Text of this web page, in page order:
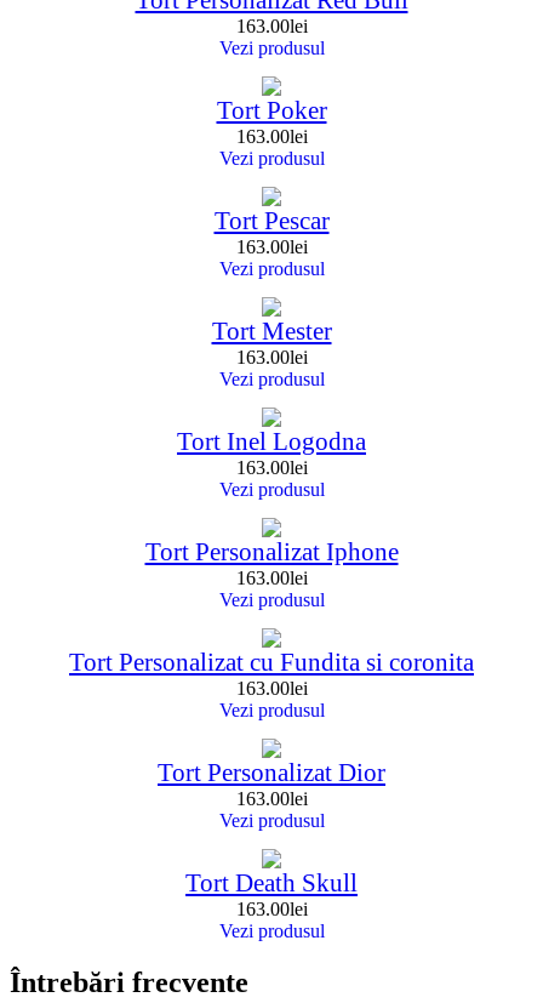
163.00lei
Vezi produsul
Tort Poker
163.00lei
Vezi produsul
Tort Pescar
163.00lei
Vezi produsul
Tort Mester
163.00lei
Vezi produsul
Tort Inel Logodna
163.00lei
Vezi produsul
Tort Personalizat Iphone
163.00lei
Vezi produsul
Tort Personalizat cu Fundita si coronita
163.00lei
Vezi produsul
Tort Personalizat Dior
163.00lei
Vezi produsul
Tort Death Skull
163.00lei
Vezi produsul
Întrebări frecvente